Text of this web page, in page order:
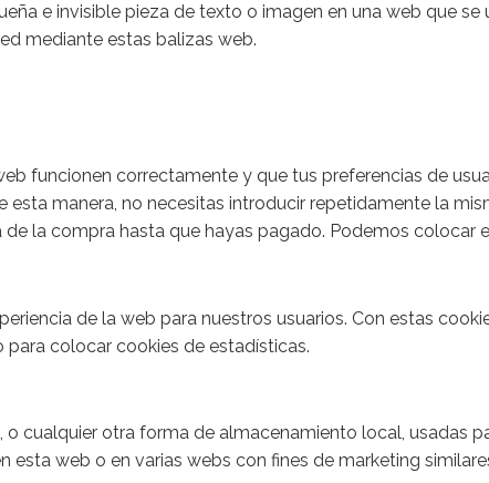
e invisible pieza de texto o imagen en una web que
mediante estas balizas web.
funcionen correctamente y que tus preferencias de
manera, no necesitas introducir repetidamente la
la compra hasta que hayas pagado. Podemos colocar
de la web para nuestros usuarios. Con estas
colocar cookies de estadísticas.
cualquier otra forma de almacenamiento local, usadas
web o en varias webs con fines de marketing